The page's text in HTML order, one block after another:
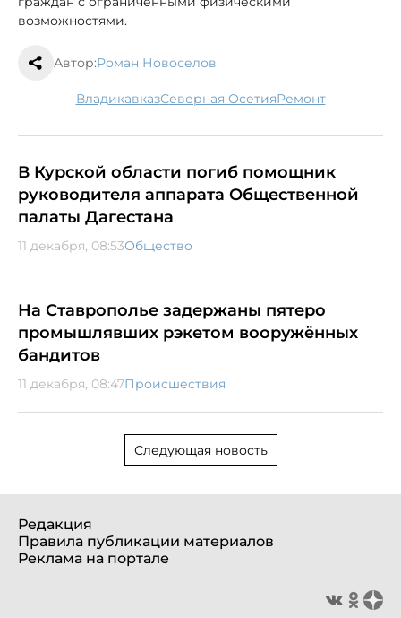
возможностями.
Автор:Роман Новоселов
Владикавказ Северная Осетия ремонт
В Курской области погиб помощник
руководителя аппарата Общественной
палаты Дагестана
11 декабря, 08:53Общество
На Ставрополье задержаны пятеро
промышлявших рэкетом вооружённых
бандитов
11 декабря, 08:47Происшествия
Следующая новость
Редакция
Правила публикации материалов
Реклама на портале